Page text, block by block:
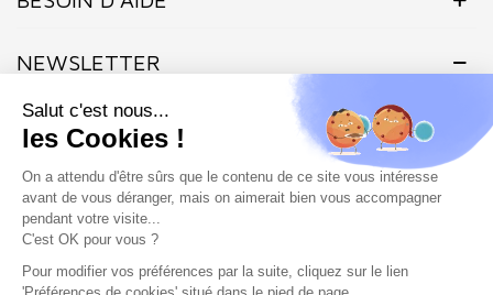
NEWSLETTER
Inscrivez-vous dès maintenant à notre Newsletter et recevez en
exclusivité nos offres flashs, promotions et actualités.
Site protégé par reCAPTCHA.
Marchand approuvé par la Société des Avis Garantis, cliquez ici pour